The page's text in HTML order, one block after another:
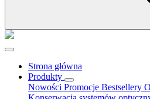
Strona główna
Produkty
Nowości Promocje Bestsellery